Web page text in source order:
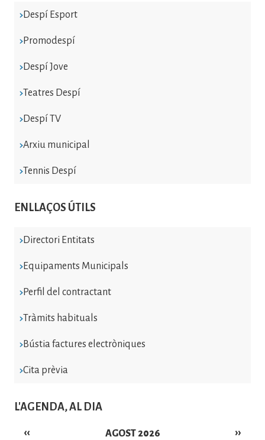
Despí Esport
Promodespí
Despí Jove
Teatres Despí
Despí TV
Arxiu municipal
Tennis Despí
ENLLAÇOS ÚTILS
Directori Entitats
Equipaments Municipals
Perfil del contractant
Tràmits habituals
Bústia factures electròniques
Cita prèvia
L'AGENDA, AL DIA
AGOST 2026
‹‹ ››